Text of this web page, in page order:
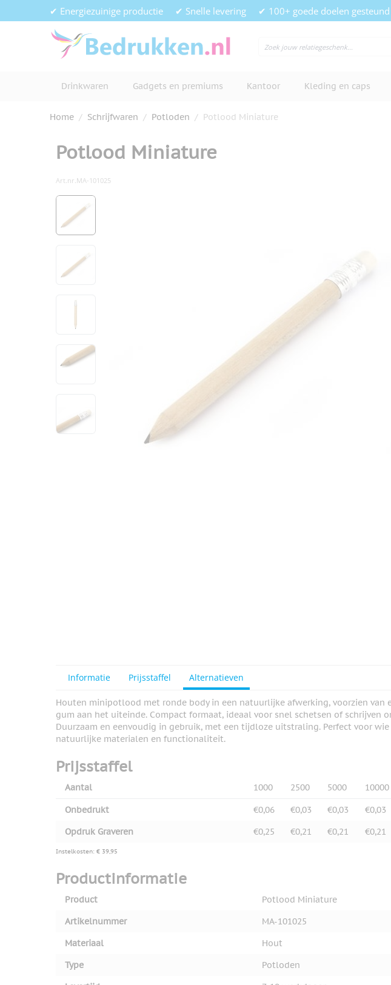
Ga naar de inhoud✔ Energiezuinige productie ✔ Snelle levering ✔ 100+ goede doelen gesteund
Drinkwaren Gadgets en premiums Kantoor Kleding en caps
Home / Schrijfwaren / Potloden / Potlood Miniature
Potlood Miniature
Art.nr.MA-101025
View larger image
View larger image
Informatie Prijsstaffel Alternatieven
Houten minipotlood met ronde body in een natuurlijke afwerking, voorzien van
gum aan het uiteinde. Compact formaat, ideaal voor snel schetsen of schrijven
Duurzaam en eenvoudig in gebruik, met een tijdloze uitstraling. Perfect voor
natuurlijke materialen en functionaliteit.
Prijsstaffel
Aantal 1000 2500 5000 10000
Onbedrukt €0,06 €0,03 €0,03 €0,03
Opdruk Graveren
€0,25 €0,21 €0,21 €0,21
Instelkosten: € 39,95
Productinformatie
Product
Potlood Miniature
Artikelnummer
MA-101025
Materiaal
Hout
Type
Potloden